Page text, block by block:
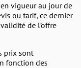
vigueur au jour de
ou tarif, ce dernier
de l’offre
prix sont
fonction des